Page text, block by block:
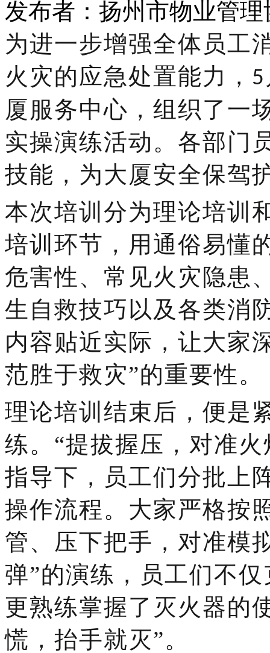
发布者：扬州市物业管
为进一步增强全体员工
火灾的应急处置能力， 5
厦 服务中心， 组织了一
实操演练活动。各部门
技能，为大厦安全保驾
本次培训 分为理论培训
培训环节，用通俗易懂
危害性、常见火灾隐患
生自救技巧以及各类消
内容贴近实际，让大家
范胜于救灾”的重要性。
理论培训结束后，便是
练。 “提拔握压，对准
指导下，员工们分批上
操作流程。大家严格按
管、压下把手，对准模
弹”的演练，员工们不
更熟练掌握了灭火器的
慌，抬手就灭”。